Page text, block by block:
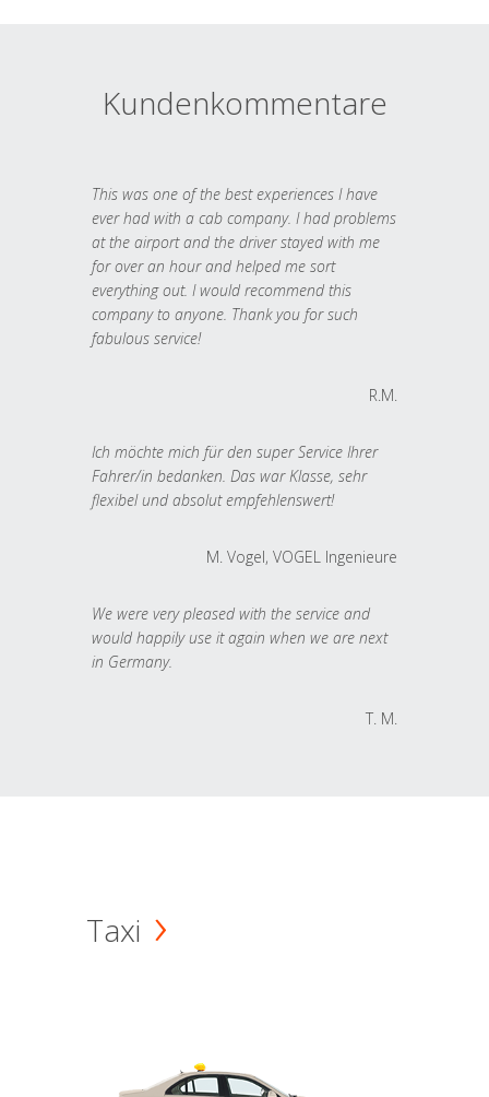
Kundenkommentare
This was one of the best experiences I have
ever had with a cab company. I had problems
at the airport and the driver stayed with me
for over an hour and helped me sort
everything out. I would recommend this
company to anyone. Thank you for such
fabulous service!
R.M.
Ich möchte mich für den super Service Ihrer
Fahrer/in bedanken. Das war Klasse, sehr
flexibel und absolut empfehlenswert!
M. Vogel, VOGEL Ingenieure
We were very pleased with the service and
would happily use it again when we are next
in Germany.
T. M.
Taxi